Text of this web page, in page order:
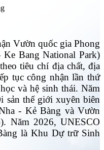
Vườn quốc gia Phong
Bang National Park)
tiêu chí địa chất, địa
tục công nhận lần thứ
và hệ sinh thái. Năm
sản thế giới xuyên biên
- Kẻ Bàng và Vườn
Năm 2026, UNESCO
là Khu Dự trữ Sinh